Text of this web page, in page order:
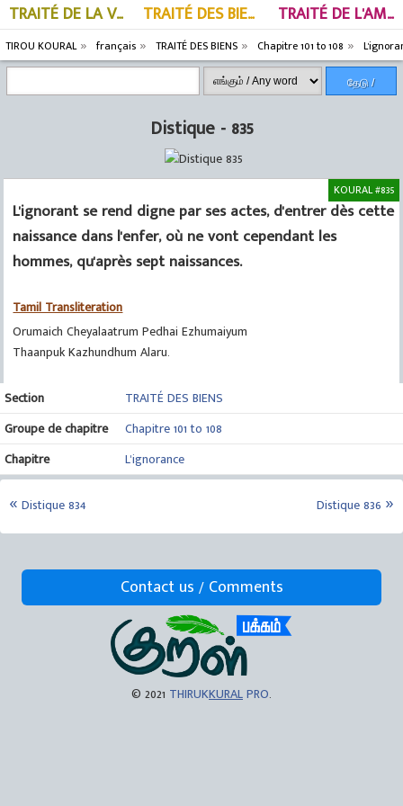
TRAITÉ DE LA VERTU TRAITÉ DES BIENS TRAITÉ DE L'AMOUR
TIROU KOURAL français TRAITÉ DES BIENS Chapitre 101 to 108
தேடு /
Distique - 835
KOURAL #835
L'ignorant se rend digne par ses actes, d'entrer dès cette
naissance dans l'enfer, où ne vont cependant les
hommes, qu'après sept naissances.
Tamil Transliteration
Orumaich Cheyalaatrum Pedhai Ezhumaiyum
Thaanpuk Kazhundhum Alaru.
Section
TRAITÉ DES BIENS
Groupe de chapitre
Chapitre 101 to 108
Chapitre
L'ignorance
Distique 834 Distique 836
Contact us / Comments
© 2021 THIRUKKURALPRO.